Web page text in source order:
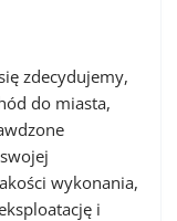
zdecydujemy,
do miasta,
wykonania,
i